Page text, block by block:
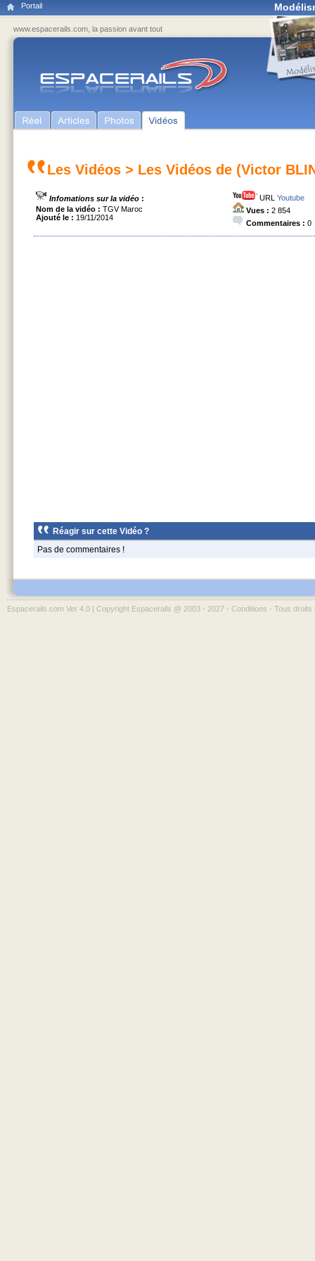
Portail
www.espacerails.com, la passion avant tout
Les Vidéos > Les Vidéos de (Victor
Infomations sur la vidéo :
Nom de la vidéo : TGV Maroc
Ajouté le : 19/11/2014
URL Youtube
Vues : 2 854
Commentaires : 0
Réagir sur cette Vidéo ?
Pas de commentaires !
Espacerails.com Ver 4.0 | Copyright Espacerails @ 2003 - 2027 - Conditions - Tous droits